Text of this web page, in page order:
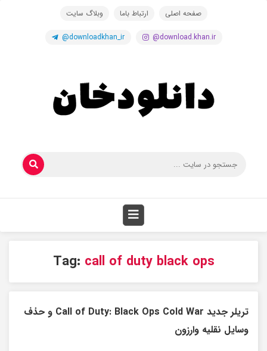
صفحه اصلی ارتباط باما وبلاگ سایت
@download.khan.ir
@downloadkhan_ir
Tag: call of duty black ops
تریلر جدید Call of Duty: Black Ops Cold War و حذف
وسایل نقلیه وارزون